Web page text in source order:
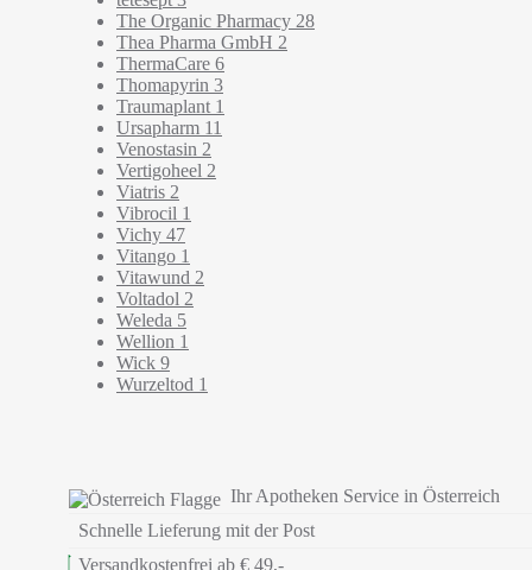
The Organic Pharmacy 28
Thea Pharma GmbH 2
ThermaCare 6
Thomapyrin 3
Traumaplant 1
Ursapharm 11
Venostasin 2
Vertigoheel 2
Viatris 2
Vibrocil 1
Vichy 47
Vitango 1
Vitawund 2
Voltadol 2
Weleda 5
Wellion 1
Wick 9
Wurzeltod 1
Ihr Apotheken Service in Österreich
Schnelle Lieferung mit der Post
Versandkostenfrei ab € 49,-